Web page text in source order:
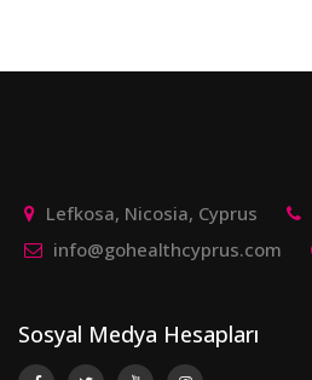
Lefkosa, Nicosia, Cyprus
info@gohealthcyprus.com
Sosyal Medya Hesapları